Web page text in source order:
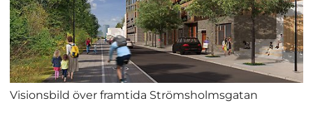
Visionsbild över framtida Strömsholmsgatan